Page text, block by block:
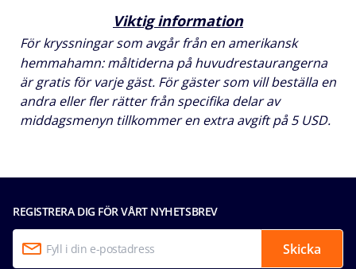
Viktig information
För kryssningar som avgår från en amerikansk
hemmahamn: måltiderna på huvudrestaurangerna
är gratis för varje gäst. För gäster som vill beställa en
andra eller fler rätter från specifika delar av
middagsmenyn tillkommer en extra avgift på 5 USD.
REGISTRERA DIG FÖR VÅRT NYHETSBREV
Skicka